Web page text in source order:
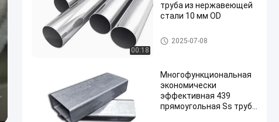
00:18
труба из нержавеющей
стали 10 мм OD
Трубы из углеродистой стал
и
2025-07-08
Многофункциональная
экономически
эффективная 439
прямоугольная Ss труба